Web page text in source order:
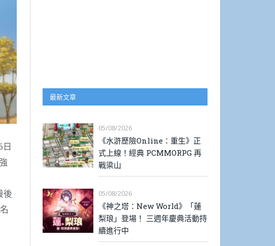
後
最新文章
05/08/2026
《水滸歷險Online：重生》正
式上線！經典 PCMMORPG 再
戰梁山
05/08/2026
《神之塔：New World》「蓮
梨琅」登場！ 三週年慶典活動持
續進行中